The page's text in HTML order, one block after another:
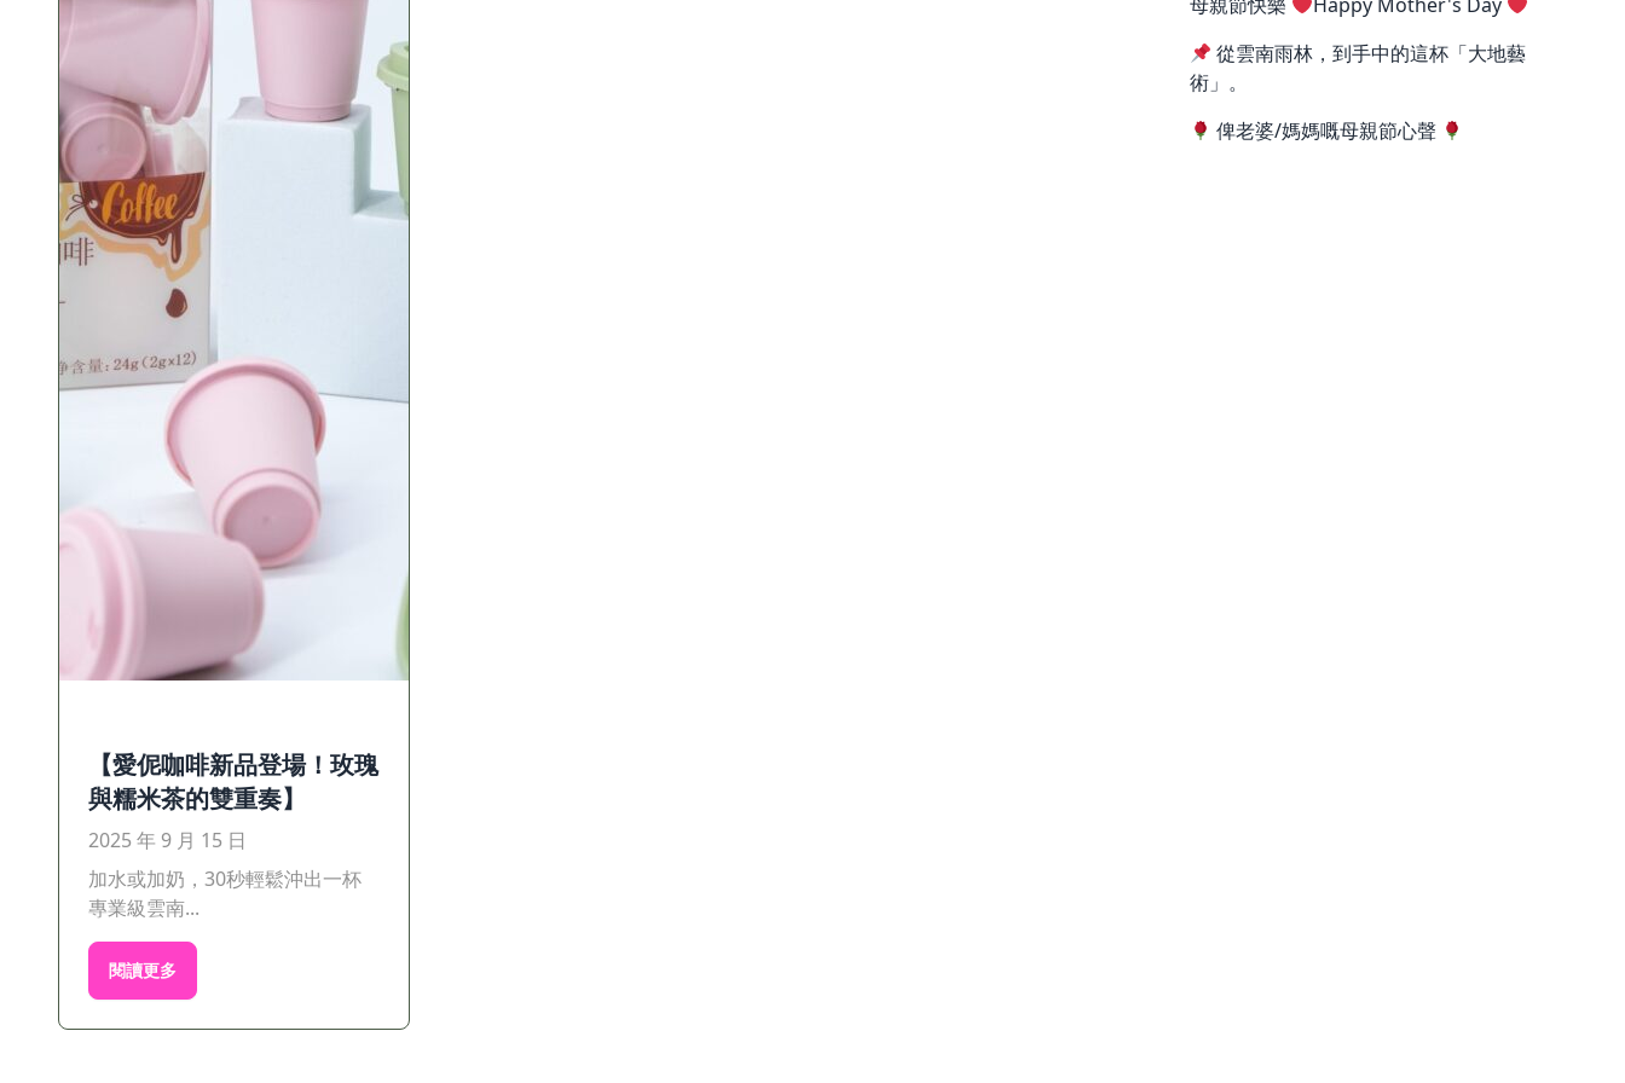
【愛伲咖啡新品登場！玫瑰
與糯米茶的雙重奏】
2025 年 9 月 15 日
加水或加奶，30秒輕鬆沖出一杯
專業級雲南...
閱讀更多
從雲南雨林，到手中的這杯「大地藝
術」。
俾老婆/媽媽嘅母親節心聲